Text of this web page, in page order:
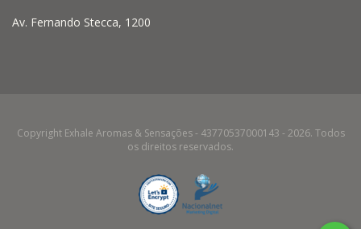
Av. Fernando Stecca, 1200
Copyright Exhale Aromas & Sensações - 43770537000143 - 2026. Todos
os direitos reservados.